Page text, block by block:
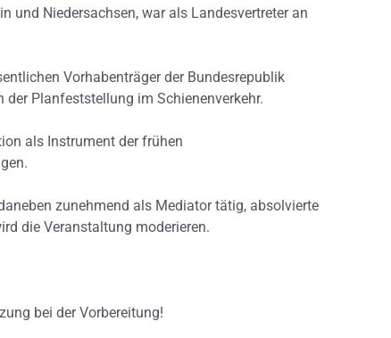
und Niedersachsen, war als Landesvertreter an
Vorhabenträger der Bundesrepublik
Planfeststellung im Schienenverkehr.
als Instrument der frühen
zunehmend als Mediator tätig, absolvierte
die Veranstaltung moderieren.
bei der Vorbereitung!